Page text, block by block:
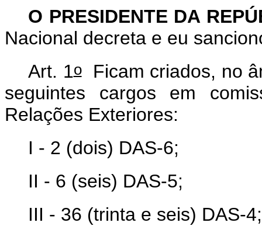
O PRESIDENTE DA
Nacional decreta e eu
Art. 1oFicam criados, no
seguintes cargos em
Relações Exteriores:
I - 2 (dois) DAS-6;
II - 6 (seis) DAS-5;
III - 36 (trinta e seis) DAS-